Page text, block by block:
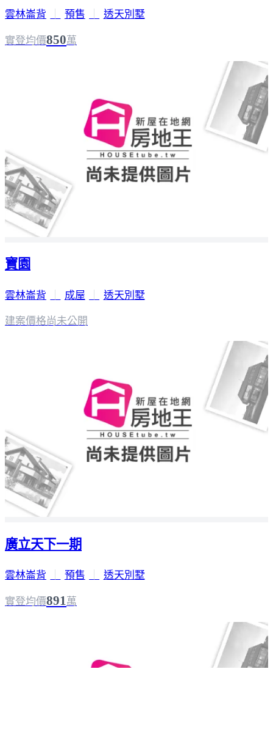
雲林崙背 預售 透天別墅
實登均價850萬
寶園
雲林崙背 成屋 透天別墅
建案價格尚未公開
廣立天下一期
雲林崙背 預售 透天別墅
實登均價891萬